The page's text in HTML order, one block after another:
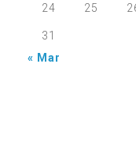
24 25
31
« Mar